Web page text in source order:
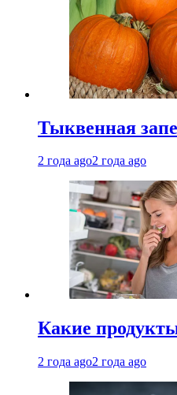
Тыквенная
2 года ago2 года ago
Какие
2 года ago2 года ago